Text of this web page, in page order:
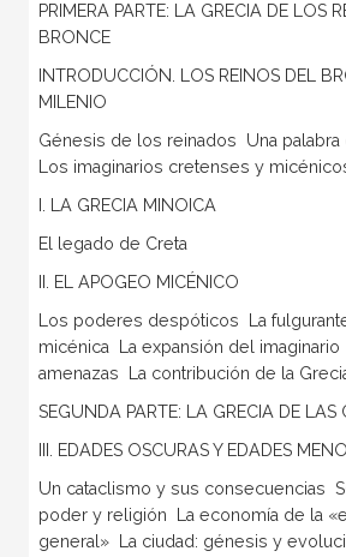
PRIMERA PARTE: LA GRECIA DE LOS
BRONCE
INTRODUCCIÓN. LOS REINOS DEL
MILENIO
Génesis de los reinados  Una palabra
Los imaginarios cretenses y
I. LA GRECIA MINOICA
El legado de Creta
II. EL APOGEO MICÉNICO
Los poderes despóticos  La
micénica  La expansión del imaginario
amenazas  La contribución de la
SEGUNDA PARTE: LA GRECIA DE LAS
III. EDADES OSCURAS Y EDADES
Un cataclismo y sus consecuencias 
poder y religión  La economía de la
general»  La ciudad: génesis y